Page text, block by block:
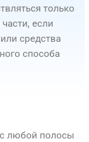
только
если
средства
способа
любой полосы